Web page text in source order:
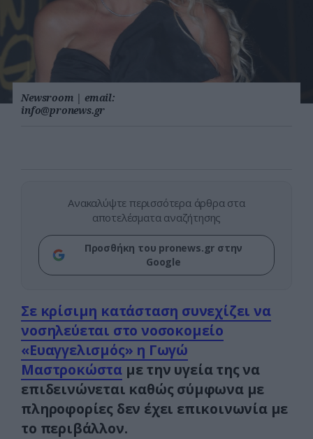
Newsroom | email:
info@pronews.gr
Ανακαλύψτε περισσότερα άρθρα στα
αποτελέσματα αναζήτησης
Προσθήκη του pronews.gr στην
Google
Σε κρίσιμη κατάσταση συνεχίζει να
νοσηλεύεται στο νοσοκομείο
«Ευαγγελισμός» η Γωγώ
Μαστροκώσταμε την υγεία της να
επιδεινώνεται καθώς σύμφωνα με
πληροφορίες δεν έχει επικοινωνία με
το περιβάλλον.